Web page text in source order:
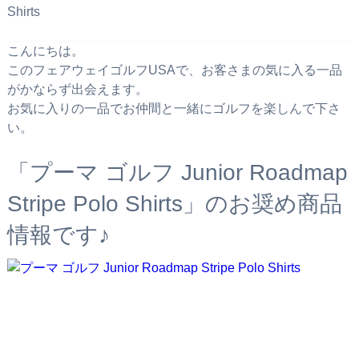
Shirts
こんにちは。
このフェアウェイゴルフUSAで、お客さまの気に入る一品
がかならず出会えます。
お気に入りの一品でお仲間と一緒にゴルフを楽しんで下さ
い。
「プーマ ゴルフ Junior Roadmap
Stripe Polo Shirts」のお奨め商品
情報です♪